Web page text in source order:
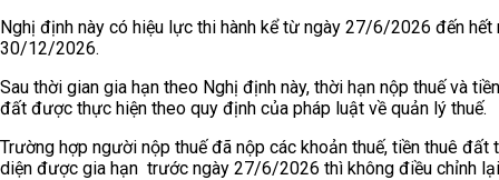
Nghị định này có hiệu lực thi hành kể từ ngày 27/6/2026 đến hết
30/12/2026.
Sau thời gian gia hạn theo Nghị định này, thời hạn nộp thuế và
đất được thực hiện theo quy định của pháp luật về quản lý thuế.
Trường hợp người nộp thuế đã nộp các khoản thuế, tiền thuê đất
diện được gia hạn trước ngày 27/6/2026 thì không điều chỉnh